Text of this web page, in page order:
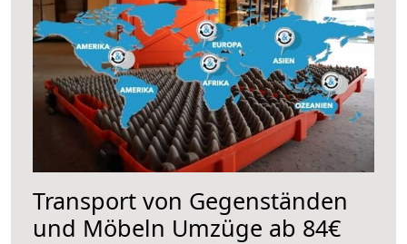
Transport von Gegenständen
und Möbeln Umzüge ab 84€